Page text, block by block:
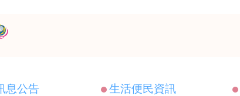
息公告 生活便民資訊